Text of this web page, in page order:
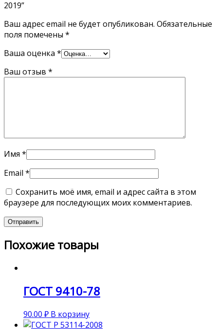
2019”
Ваш адрес email не будет опубликован. Обязательные
поля помечены *
Ваша оценка *
Ваш отзыв *
Имя *
Email *
Сохранить моё имя, email и адрес сайта в этом
браузере для последующих моих комментариев.
Похожие товары
ГОСТ 9410-78
90.00 ₽ В корзину